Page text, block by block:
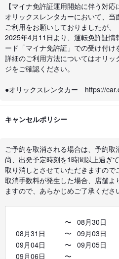
【マイナ免許証運用開始に伴う対応
オリックスレンタカーにおいて、
ご利用をお願いしておりましたが、
2025年4月11日より、運転免許証情
ード「マイナ免許証」での受け付け
詳細のご利用方法についてはオリ
ジをご確認ください。
●オリックスレンタカー https://
キャンセルポリシー
ご予約を取消される場合は、予約取
尚、出発予定時刻を1時間以上過ぎ
取り消しとさせていただきますので
取消手数料が発生した場合、店舗よ
ますので、あらかじめご了承くださ
〜 08月30日
08月31日
〜 09月03日
09月04日
〜 09月05日
09月06日
〜